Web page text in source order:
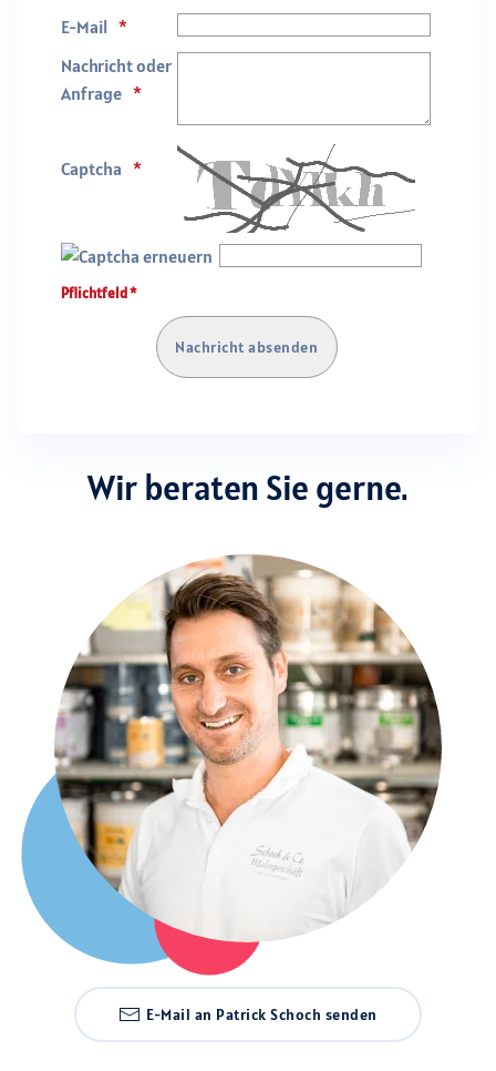
E-Mail
Nachricht oder
Anfrage
Captcha
Pflichtfeld *
Wir beraten Sie gerne.
E-Mail an Patrick Schoch senden